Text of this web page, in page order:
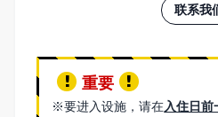
联系我
重要
※要进入设施，请在入住日